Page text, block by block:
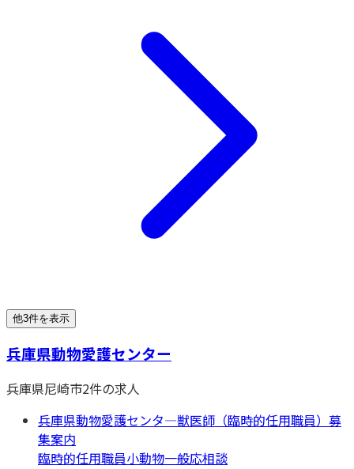
他3件を表示
兵庫県動物愛護センター
兵庫県尼崎市2件の求人
兵庫県動物愛護センタ―獣医師（臨時的任用職員）募
集案内
臨時的任用職員小動物一般応相談